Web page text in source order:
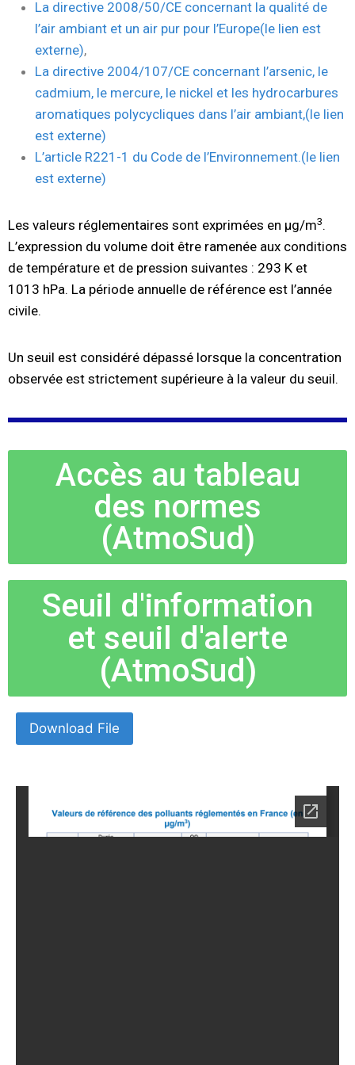
La directive 2008/50/CE concernant la qualité de
l’air ambiant et un air pur pour l’Europe(le lien est
externe),
La directive 2004/107/CE concernant l’arsenic, le
cadmium, le mercure, le nickel et les hydrocarbures
aromatiques polycycliques dans l’air ambiant,(le lien
est externe)
L’article R221-1 du Code de l’Environnement.(le lien
est externe)
Les valeurs réglementaires sont exprimées en µg/m3.
L’expression du volume doit être ramenée aux conditions
de température et de pression suivantes : 293 K et
1013 hPa. La période annuelle de référence est l’année
civile.
Un seuil est considéré dépassé lorsque la concentration
observée est strictement supérieure à la valeur du seuil.
Accès au tableau
des normes
(AtmoSud)
Seuil d'information
et seuil d'alerte
(AtmoSud)
Download File